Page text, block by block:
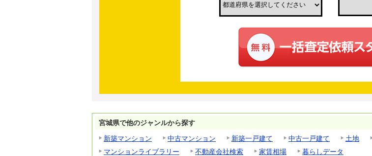
宮城県で他のジャンルから探す
新築マンション
中古マンション 新築一戸建て 中古一戸建て 土地
マンションライブラリー
不動産会社検索 家賃相場 暮らしデータ